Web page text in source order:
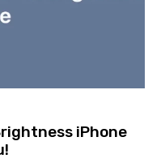
iPhone